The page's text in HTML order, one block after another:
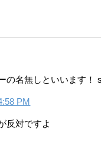
の名無しといいます！
PM
反対ですよ